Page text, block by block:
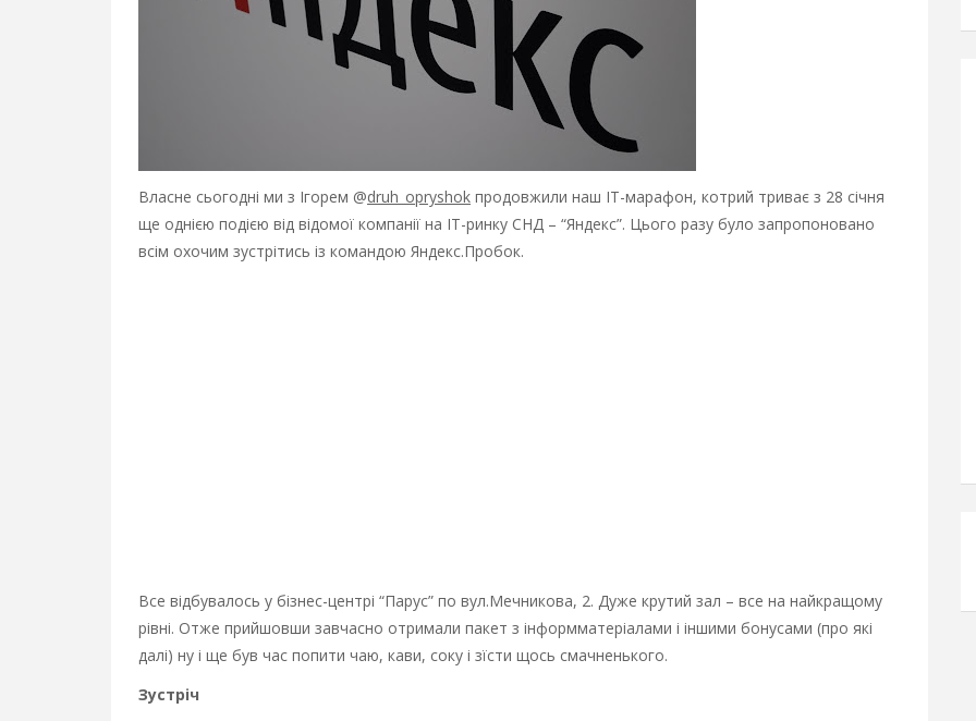
Власне сьогодні ми з Ігорем @druh_opryshok продовжили наш ІТ-марафон, котрий триває з 28 січня
ще однією подією від відомої компанії на ІТ-ринку СНД – “Яндекс”. Цього разу було запропоновано
всім охочим зустрітись із командою Яндекс.Пробок.
Все відбувалось у бізнес-центрі “Парус” по вул.Мечникова, 2. Дуже крутий зал – все на найкращому
рівні. Отже прийшовши завчасно отримали пакет з інформматеріалами і іншими бонусами (про які
далі) ну і ще був час попити чаю, кави, соку і зїсти щось смачненького.
Зустріч